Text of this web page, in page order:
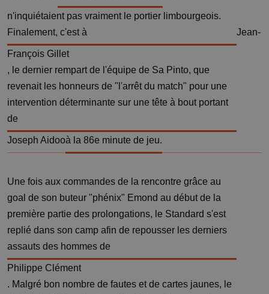
n'inquiétaient pas vraiment le portier limbourgeois.
Finalement, c'est à
Jean-
François Gillet
, le dernier rempart de l'équipe de Sa Pinto, que
revenait les honneurs de "l'arrêt du match" pour une
intervention déterminante sur une tête à bout portant
de
Joseph Aidooà la 86e minute de jeu.
Une fois aux commandes de la rencontre grâce au
goal de son buteur "phénix" Emond au début de la
première partie des prolongations, le Standard s'est
replié dans son camp afin de repousser les derniers
assauts des hommes de
Philippe Clément
. Malgré bon nombre de fautes et de cartes jaunes, le